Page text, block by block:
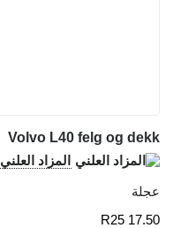
Volvo L40 felg og dekk
المزاد العلني
عجلة
17.50 R25